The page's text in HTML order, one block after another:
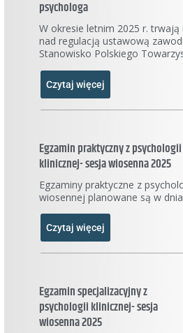
psychologa
W okresie letnim 2025 r. trwają
nad regulacją ustawową
Stanowisko Polskiego
Czytaj więcej
Egzamin praktyczny z psychologii
klinicznej- sesja wiosenna 2025
Egzaminy praktyczne z
wiosennej planowane są w
Czytaj więcej
Egzamin specjalizacyjny z
psychologii klinicznej- sesja
wiosenna 2025